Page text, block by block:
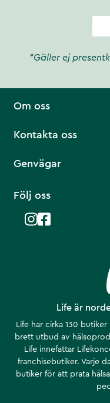
*Gäller ej
Life är
Life har cirka 130
brett utbud av
Life innefattar
franchisebutiker. Varje
butiker för att prata
Om oss
Kontakta oss
Genvägar
Följ oss